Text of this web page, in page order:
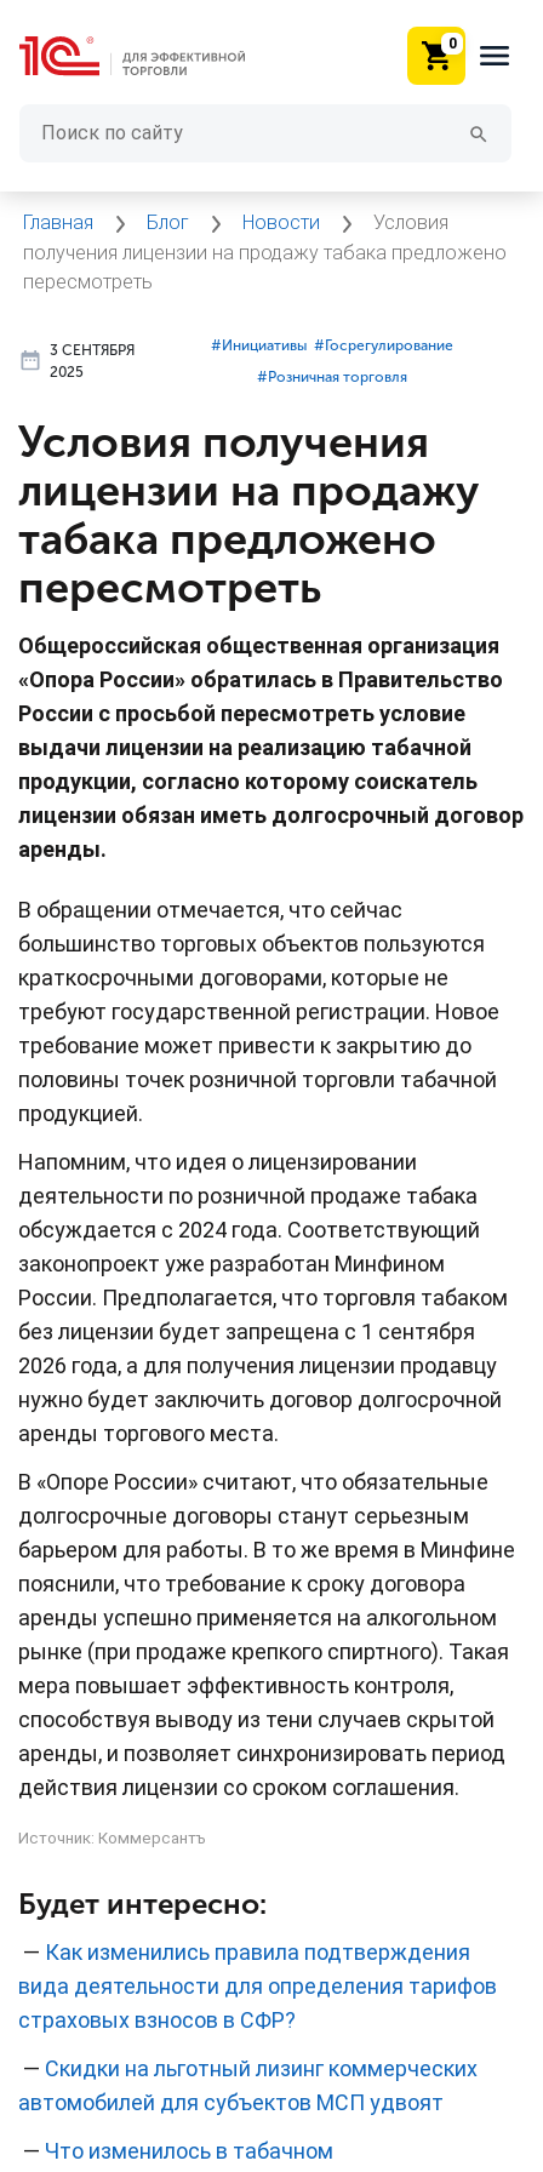
0
Главная Блог Новости
Условия
получения лицензии на продажу табака предложено
пересмотреть
3 СЕНТЯБРЯ
2025
#⁣Инициативы #⁣Госрегулирование
#⁣Розничная торговля
Условия получения
лицензии на продажу
табака предложено
пересмотреть
Общероссийская общественная организация
«Опора России» обратилась в Правительство
России с просьбой пересмотреть условие
выдачи лицензии на реализацию табачной
продукции, согласно которому соискатель
лицензии обязан иметь долгосрочный договор
аренды.
В обращении отмечается, что сейчас
большинство торговых объектов пользуются
краткосрочными договорами, которые не
требуют государственной регистрации. Новое
требование может привести к закрытию до
половины точек розничной торговли табачной
продукцией.
Напомним, что идея о лицензировании
деятельности по розничной продаже табака
обсуждается с 2024 года. Соответствующий
законопроект уже разработан Минфином
России. Предполагается, что торговля табаком
без лицензии будет запрещена с 1 сентября
2026 года, а для получения лицензии продавцу
нужно будет заключить договор долгосрочной
аренды торгового места.
В «Опоре России» считают, что обязательные
долгосрочные договоры станут серьезным
барьером для работы. В то же время в Минфине
пояснили, что требование к сроку договора
аренды успешно применяется на алкогольном
рынке (при продаже крепкого спиртного). Такая
мера повышает эффективность контроля,
способствуя выводу из тени случаев скрытой
аренды, и позволяет синхронизировать период
действия лицензии со сроком соглашения.
Источник: Коммерсантъ
Будет интересно:
— Как изменились правила подтверждения
вида деятельности для определения тарифов
страховых взносов в СФР?
— Скидки на льготный лизинг коммерческих
автомобилей для субъектов МСП удвоят
— Что изменилось в табачном